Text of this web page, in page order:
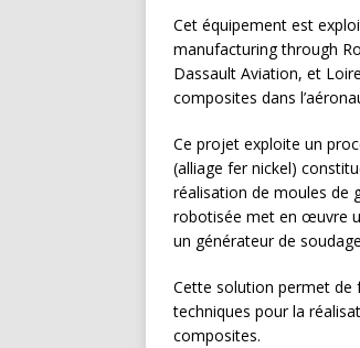
Cet équipement est
manufacturing through
Dassault Aviation, et
composites dans
Ce projet exploite un
(alliage fer nickel)
réalisation de moules de
robotisée met en œuvre
un générateur de
Cette solution permet de
techniques pour la
composites.